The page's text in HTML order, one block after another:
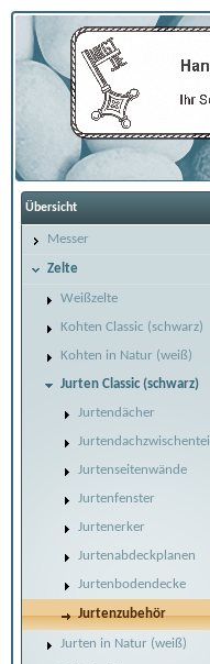
Übersicht
Messer
Zelte
Weißzelte
Kohten Classic (schwarz)
Kohten in Natur (weiß)
Jurten Classic (schwarz)
Jurtendächer
Jurtendachzwischenteil
Jurtenseitenwände
Jurtenfenster
Jurtenerker
Jurtenabdeckplanen
Jurtenbodendecke
Jurtenzubehör
Jurten in Natur (weiß)